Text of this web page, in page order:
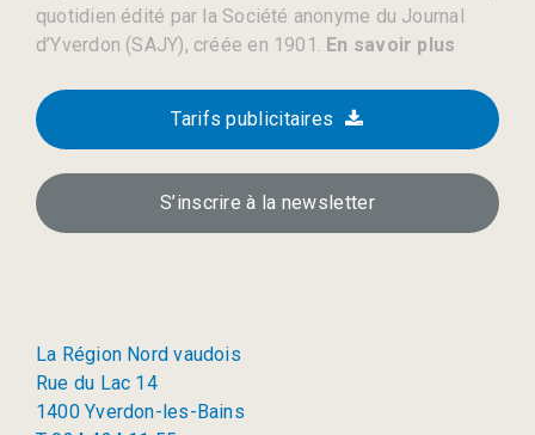
quotidien édité par la Société anonyme du Journal
d’Yverdon (SAJY), créée en 1901. En savoir plus
Tarifs publicitaires
S’inscrire à la newsletter
La Région Nord vaudois
Rue du Lac 14
1400 Yverdon-les-Bains